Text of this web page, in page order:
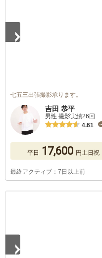
七五三出張撮影承ります。
吉田 恭平
男性 撮影実績26回
4.61
平日 17,600 円土日祝
最終アクティブ：7日以上前